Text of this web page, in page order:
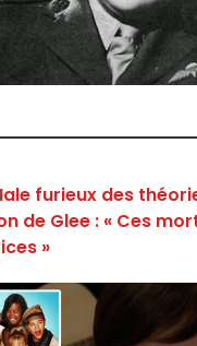
furieux des
de Glee : « Ces
»